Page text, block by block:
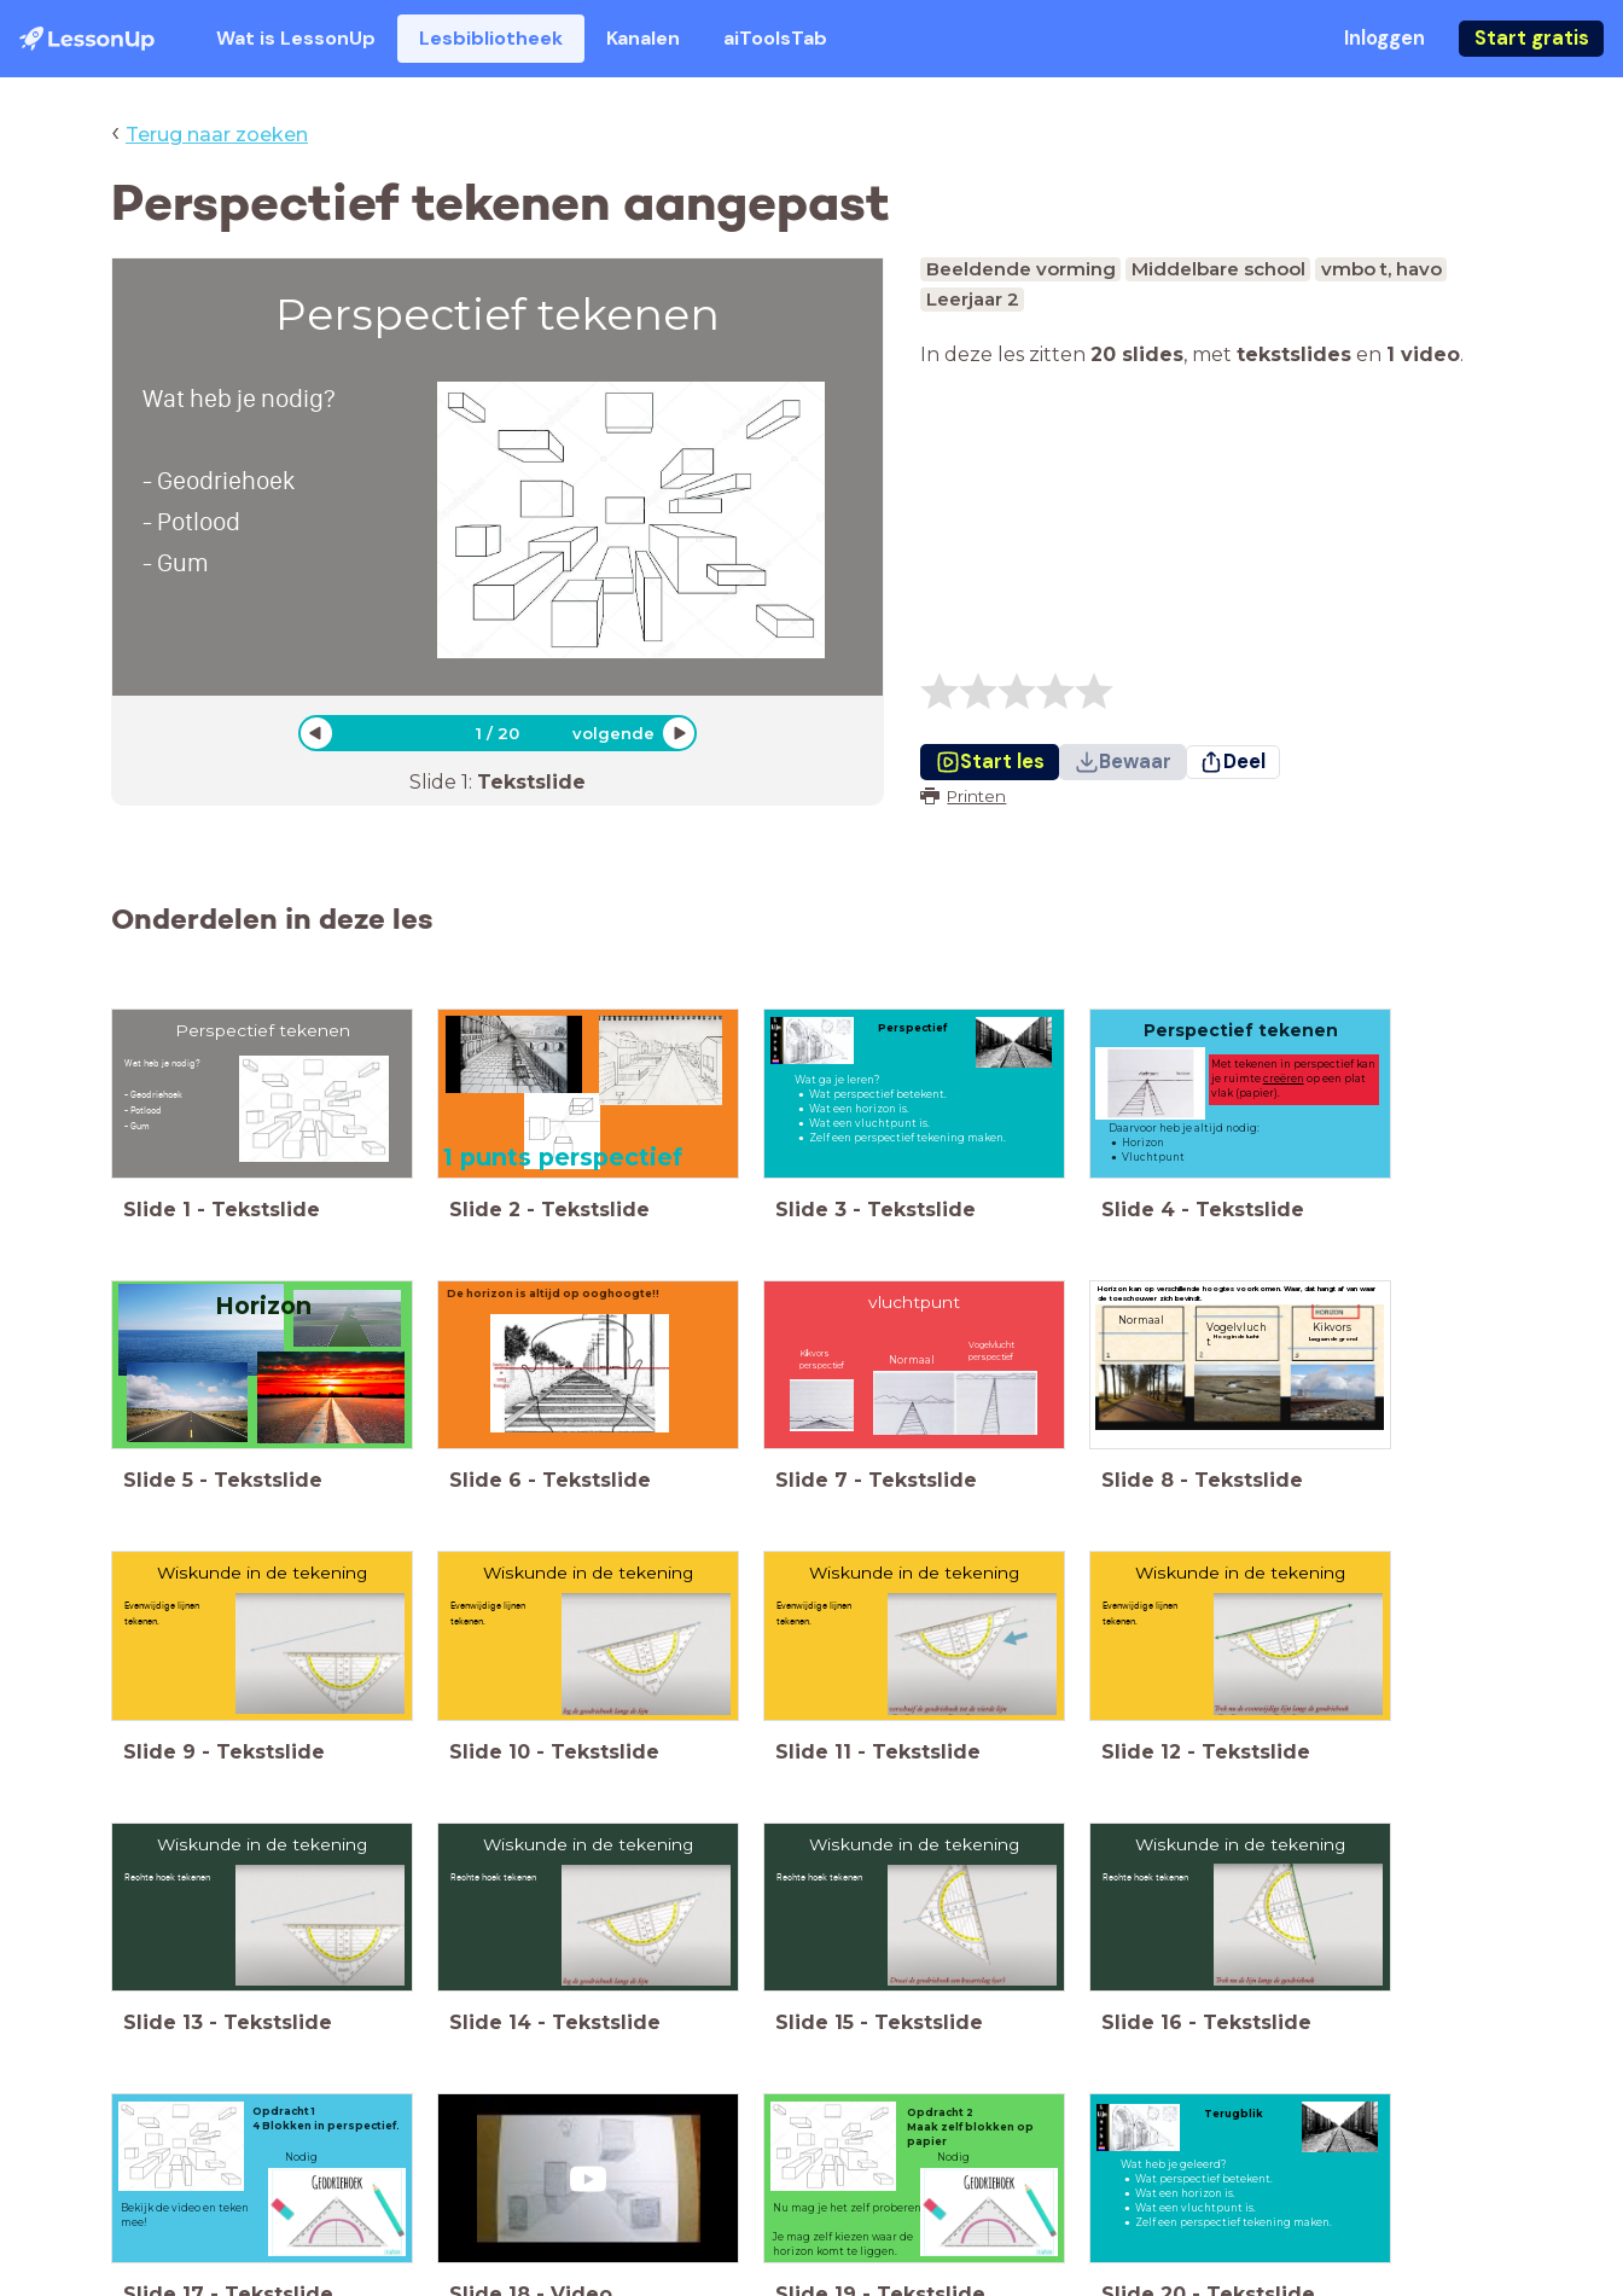
Wat is LessonUp Lesbibliotheek Kanalen aiToolsTab Inloggen Start gratis
‹ Terug naar zoeken
Perspectief tekenen aangepast
Perspectief tekenen
Wat heb je nodig?
- Geodriehoek
- Potlood
- Gum
1 /20 volgende
Slide 1: Tekstslide
Beeldende vorming Middelbare school
vmbo t, havo
Leerjaar 2
In deze les zitten 20 slides, met tekstslides en 1 video.
Start les Bewaar Deel
Printen
Onderdelen in deze les
Perspectief tekenen
Wat heb je nodig?
- Geodriehoek
- Potlood
- Gum
Slide 1 - Tekstslide
1 punts perspectief
Slide 2 - Tekstslide
Wat ga je leren?
Wat perspectief betekent.
Wat een horizon is.
Wat een vluchtpunt is.
Zelf een perspectief tekening maken.
Perspectief
Slide 3 - Tekstslide
Perspectief tekenen
Met tekenen in perspectief kan
je ruimte creëren op een plat
vlak (papier).
Daarvoor heb je altijd nodig:
Horizon
Vluchtpunt
Slide 4 - Tekstslide
Horizon
Slide 5 - Tekstslide
De horizon is altijd op ooghoogte!!
Slide 6 - Tekstslide
vluchtpunt
Vogelvlucht
perspectief
Kikvors
perspectief
Normaal
Slide 7 - Tekstslide
Normaal
Vogelvluch
t
Kikvors
Horizon kan op verschillende hoogtes voorkomen. Waar, dat hangt af van waar
de toeschouwer zich bevindt.
Hoog in de lucht Laag aan de grond
Slide 8 - Tekstslide
Wiskunde in de tekening
Evenwijdige lijnen
tekenen.
Slide 9 - Tekstslide
Wiskunde in de tekening
Evenwijdige lijnen
tekenen.
Slide 10 - Tekstslide
Wiskunde in de tekening
Evenwijdige lijnen
tekenen.
Slide 11 - Tekstslide
Wiskunde in de tekening
Evenwijdige lijnen
tekenen.
Slide 12 - Tekstslide
Wiskunde in de tekening
Rechte hoek tekenen
Slide 13 - Tekstslide
Wiskunde in de tekening
Rechte hoek tekenen
Slide 14 - Tekstslide
Wiskunde in de tekening
Rechte hoek tekenen
Slide 15 - Tekstslide
Wiskunde in de tekening
Rechte hoek tekenen
Slide 16 - Tekstslide
Opdracht 1
4 Blokken in perspectief.
Nodig
:
Bekijk de video en teken
mee!
Opdracht 2
Maak zelf blokken op
papier
Nodig
:
Nu mag je het zelf proberen.
Je mag zelf kiezen waar de
horizon komt te liggen.
Wat heb je geleerd?
Wat perspectief betekent.
Wat een horizon is.
Wat een vluchtpunt is.
Zelf een perspectief tekening maken.
Terugblik